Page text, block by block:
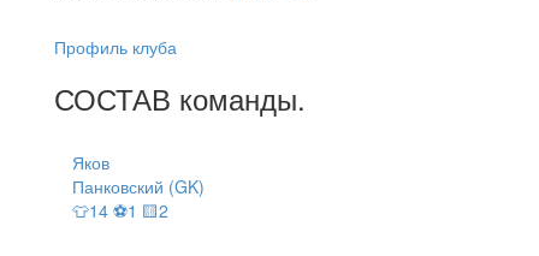
Профиль клуба
СОСТАВ команды.
Яков
Панковский (GK)
👕14 ⚽1 🟨2